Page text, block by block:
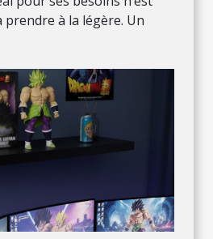
prendre à la légère. Un